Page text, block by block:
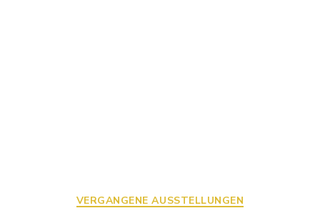
Kategorien
VERGANGENE AUSSTELLUNGEN